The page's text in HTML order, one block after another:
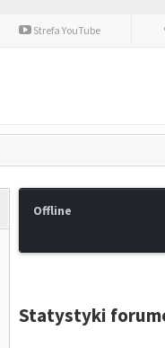
Strefa YouTube
Offline
Statystyki